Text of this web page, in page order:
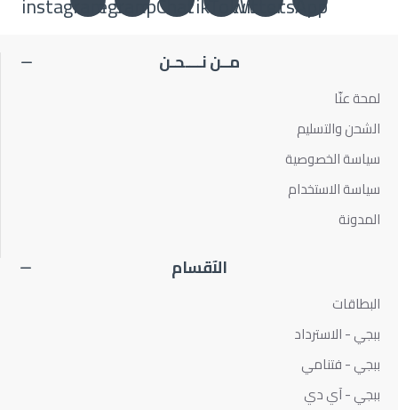
مــن نــــحـن
لمحة عنّا
الشحن والتسليم
سياسة الخصوصية
سياسة الاستخدام
المدونة
الآقسام
البطاقات
ببجي - الاسترداد
ببجي - فتنامي
ببجي - آي دي